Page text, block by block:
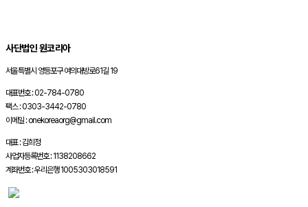
사단법인 원코리아
서울특별시 영등포구 여의대방로61길 19
대표번호 : 02-784-0780
팩스 : 0303-3442-0780
이메일 : onekoreaorg@gmail.com
대표 : 김희정
사업자등록번호 : 1138208662
계좌번호 : 우리은행 1005303018591